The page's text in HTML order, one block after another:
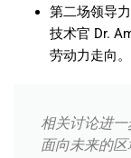
第二场领导
技术官 Dr.
劳动力走向。
相关讨论进
面向未来的区